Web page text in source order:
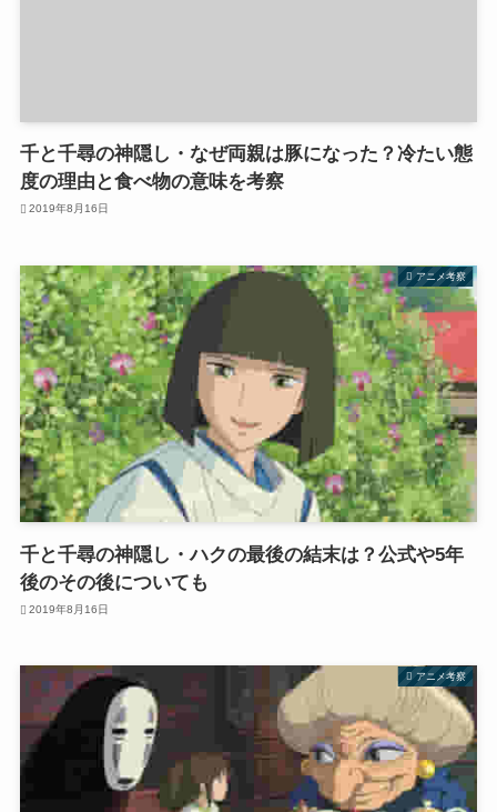
千と千尋の神隠し・なぜ両親は豚になった？冷たい態
度の理由と食べ物の意味を考察
2019年8月16日
アニメ考察
千と千尋の神隠し・ハクの最後の結末は？公式や5年
後のその後についても
2019年8月16日
アニメ考察